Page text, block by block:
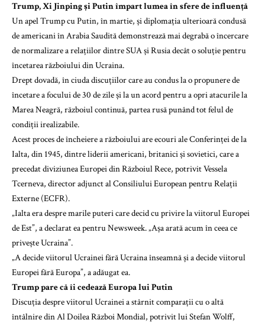
Trump, Xi Jinping și Putin împart lumea în sfere de influență
Un apel Trump cu Putin, în martie, și diplomația ulterioară condusă
de americani în Arabia Saudită demonstrează mai degrabă o încercare
de normalizare a relațiilor dintre SUA și Rusia decât o soluție pentru
încetarea războiului din Ucraina.
Drept dovadă, în ciuda discuțiilor care au condus la o propunere de
încetare a focului de 30 de zile și la un acord pentru a opri atacurile la
Marea Neagră, războiul continuă, partea rusă punând tot felul de
condiții irealizabile.
Acest proces de încheiere a războiului are ecouri ale Conferinței de la
Ialta, din 1945, dintre liderii americani, britanici și sovietici, care a
precedat diviziunea Europei din Războiul Rece, potrivit Vessela
Tcerneva, director adjunct al Consiliului European pentru Relații
Externe (ECFR).
„Ialta era despre marile puteri care decid cu privire la viitorul Europei
de Est”, a declarat ea pentru Newsweek. „Așa arată acum în ceea ce
privește Ucraina”.
„A decide viitorul Ucrainei fără Ucraina înseamnă și a decide viitorul
Europei fără Europa”, a adăugat ea.
Trump pare că îi cedează Europa lui Putin
Discuția despre viitorul Ucrainei a stârnit comparații cu o altă
întâlnire din Al Doilea Război Mondial, potrivit lui Stefan Wolff,